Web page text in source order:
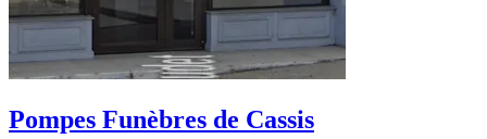
Pompes Funèbres de Cassis